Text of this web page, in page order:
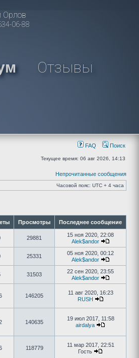
Орлов
06-88
Отзывы
FAQ Поиск
Текущее время: 06 авг 2026, 14:13
Непрочитанные сообщения
Часовой пояс: UTC + 4 часа
Просмотры Последнее сообщение
29881
15 ноя 2020, 22:08
Alek$andor
25331
05 ноя 2020, 00:12
Alek$andor
31503
22 сен 2020, 23:55
Alek$andor
146205
11 авг 2020, 16:23
RUSH
140635
19 июл 2017, 11:58
airdalya
118779
11 мар 2017, 22:51
Гость